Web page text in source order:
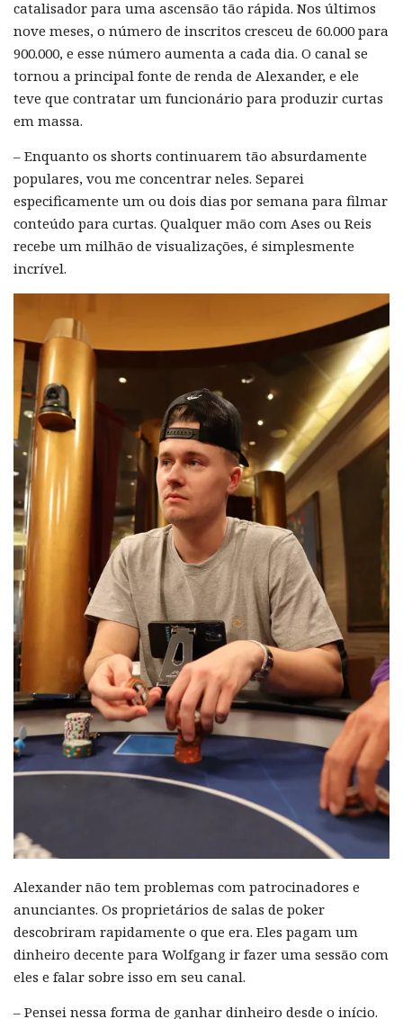
catalisador para uma ascensão tão rápida. Nos últimos
nove meses, o número de inscritos cresceu de 60.000 para
900.000, e esse número aumenta a cada dia. O canal se
tornou a principal fonte de renda de Alexander, e ele
teve que contratar um funcionário para produzir curtas
em massa.
– Enquanto os shorts continuarem tão absurdamente
populares, vou me concentrar neles. Separei
especificamente um ou dois dias por semana para filmar
conteúdo para curtas. Qualquer mão com Ases ou Reis
recebe um milhão de visualizações, é simplesmente
incrível.
Alexander não tem problemas com patrocinadores e
anunciantes. Os proprietários de salas de poker
descobriram rapidamente o que era. Eles pagam um
dinheiro decente para Wolfgang ir fazer uma sessão com
eles e falar sobre isso em seu canal.
– Pensei nessa forma de ganhar dinheiro desde o início.